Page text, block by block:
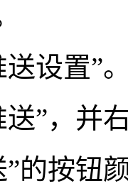
设置”
送”，并
”的按钮